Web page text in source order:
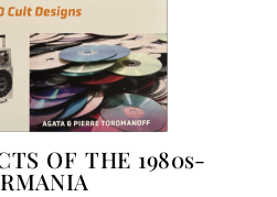
OF THE 1980s-